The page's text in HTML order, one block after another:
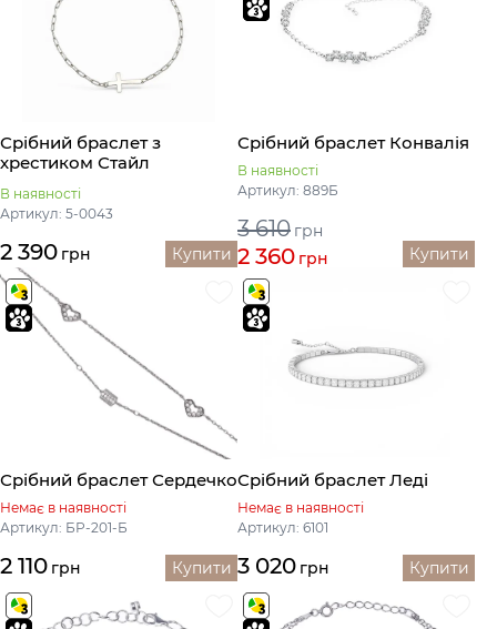
Срібний браслет з
хрестиком Стайл
В наявності
Артикул: 5-0043
2 390 грн Купити
Срібний браслет Конвалія
В наявності
Артикул: 889Б
3 610 грн
2 360 грн Купити
Срібний браслет Сердечко
Немає в наявності
Артикул: БР-201-Б
2 110 грн Купити
Срібний браслет Леді
Немає в наявності
Артикул: 6101
3 020 грн Купити